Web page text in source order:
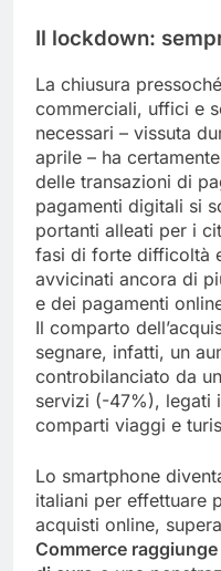
Il lockdown:
La chiusura
commerciali, uffici e
necessari – vissuta
aprile – ha
delle transazioni di
pagamenti digitali si
portanti alleati per i
fasi di forte difficoltà
avvicinati ancora di
e dei pagamenti
Il comparto
segnare, infatti, un
controbilanciato da
servizi (-47%), legati
comparti viaggi e
Lo smartphone
italiani per effettuare
acquisti online,
Commerce